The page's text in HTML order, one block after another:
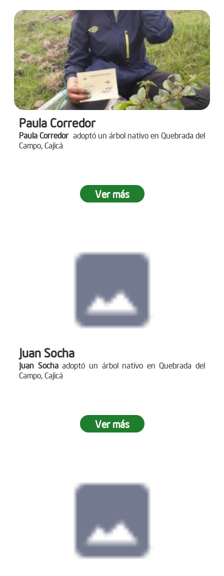
Paula Corredor
Paula Corredor adoptó un árbol nativo en Quebrada del
Campo, Cajicá
Ver más
Juan Socha
Juan Sochaadoptó un árbol nativo en Quebrada del
Campo, Cajicá
Ver más